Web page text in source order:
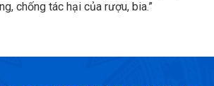
chống tác hại của rượu, bia.”